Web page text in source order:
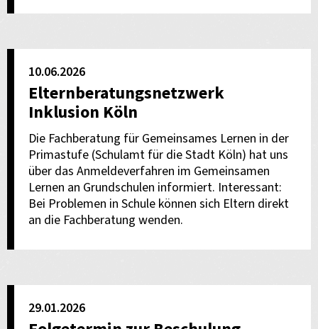
10.06.2026
Elternberatungsnetzwerk
Inklusion Köln
Die Fachberatung für Gemeinsames Lernen in der
Primastufe (Schulamt für die Stadt Köln) hat uns
über das Anmeldeverfahren im Gemeinsamen
Lernen an Grundschulen informiert. Interessant:
Bei Problemen in Schule können sich Eltern direkt
an die Fachberatung wenden.
29.01.2026